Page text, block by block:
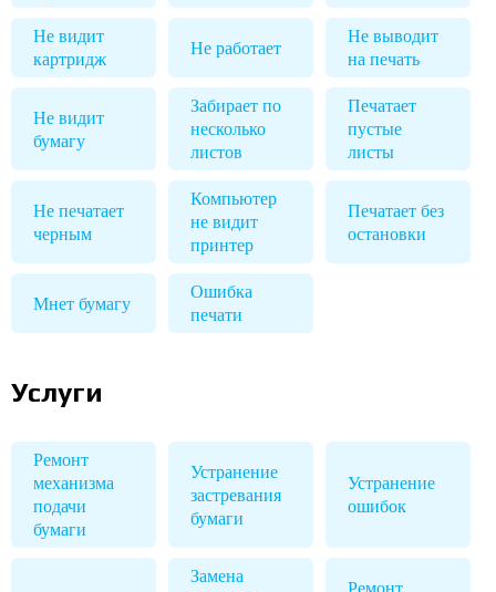
Не видит
картридж
Не работает
Не выводит
на печать
Не видит
бумагу
Забирает по
несколько
листов
Печатает
пустые
листы
Не печатает
черным
Компьютер
не видит
принтер
Печатает без
остановки
Мнет бумагу
Ошибка
печати
Услуги
Ремонт
механизма
подачи
бумаги
Устранение
застревания
бумаги
Устранение
ошибок
Замена
Ремонт